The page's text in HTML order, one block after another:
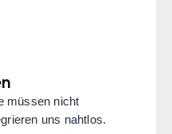
müssen nicht
uns nahtlos.